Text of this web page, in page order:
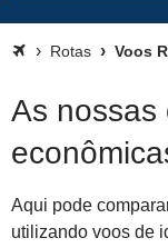
Rotas Voos
As nossas
Aqui pode
utilizando voos de